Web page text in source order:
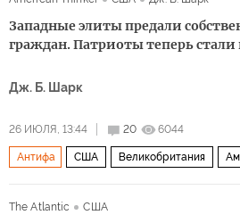
Западные элиты предали
граждан. Патриоты теперь стали
Дж. Б. Шарк
26 ИЮЛЯ, 13:44 20 6044
Антифа США Великобритания
The Atlantic
США